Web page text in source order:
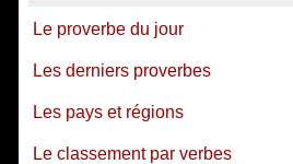
Le proverbe du jour
Les derniers proverbes
Les pays et régions
Le classement par verbes